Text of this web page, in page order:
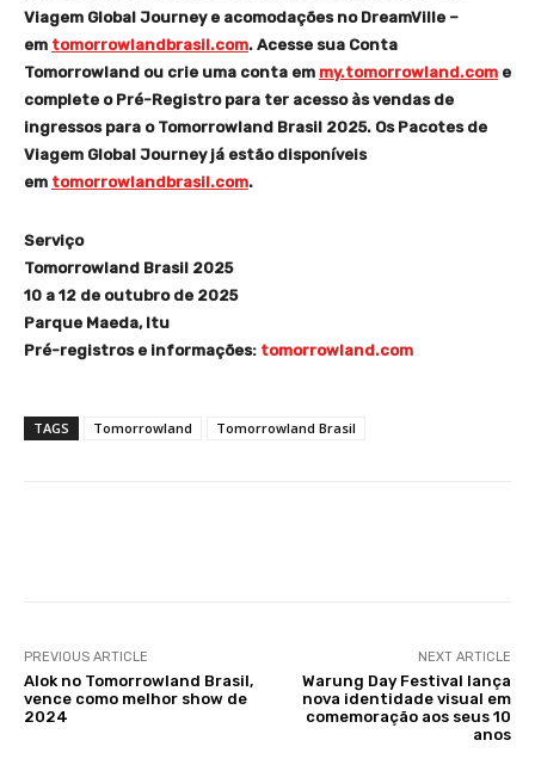
Viagem Global Journey e acomodações no DreamVille –
em tomorrowlandbrasil.com. Acesse sua Conta
Tomorrowland ou crie uma conta em my.tomorrowland.com e
complete o Pré-Registro para ter acesso às vendas de
ingressos para o Tomorrowland Brasil 2025. Os Pacotes de
Viagem Global Journey já estão disponíveis
em tomorrowlandbrasil.com.
Serviço
​Tomorrowland Brasil 2025
​10 a 12 de outubro de 2025
​Parque Maeda, Itu
​Pré-registros e informações: tomorrowland.com
TAGS Tomorrowland Tomorrowland Brasil
PREVIOUS ARTICLE
Alok no Tomorrowland Brasil,
vence como melhor show de
2024
NEXT ARTICLE
Warung Day Festival lança
nova identidade visual em
comemoração aos seus 10
anos